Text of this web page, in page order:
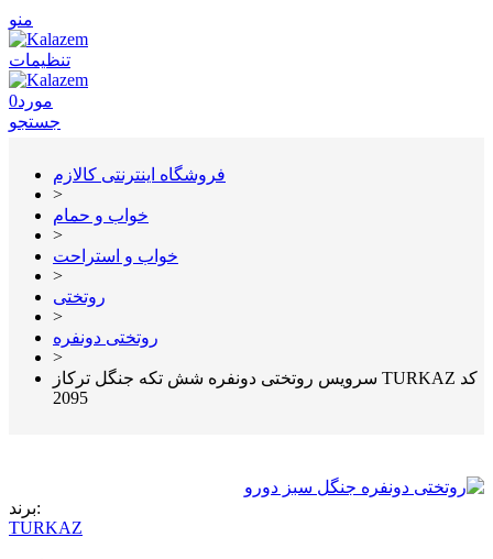
منو
تنظیمات
0مورد
جستجو
فروشگاه اینترنتی کالازم
>
خواب و حمام
>
خواب و استراحت
>
روتختی
>
روتختی دونفره
>
سرویس روتختی دونفره شش تکه جنگل ترکاز TURKAZ کد
2095
برند:
TURKAZ